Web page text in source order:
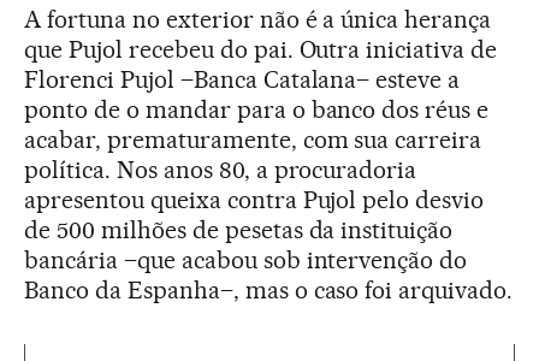
A fortuna no exterior não é a única herança
que Pujol recebeu do pai. Outra iniciativa de
Florenci Pujol –Banca Catalana– esteve a
ponto de o mandar para o banco dos réus e
acabar, prematuramente, com sua carreira
política. Nos anos 80, a procuradoria
apresentou queixa contra Pujol pelo desvio
de 500 milhões de pesetas da instituição
bancária –que acabou sob intervenção do
Banco da Espanha–, mas o caso foi arquivado.